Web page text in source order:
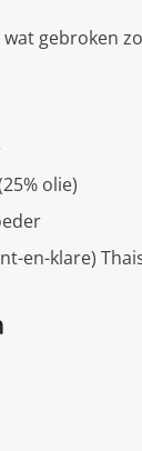
wat gebroken
olie)
en-klare)